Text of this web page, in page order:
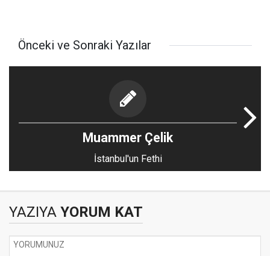
Önceki ve Sonraki Yazılar
Muammer Çelik
İstanbul'un Fethi
YAZIYA YORUM KAT